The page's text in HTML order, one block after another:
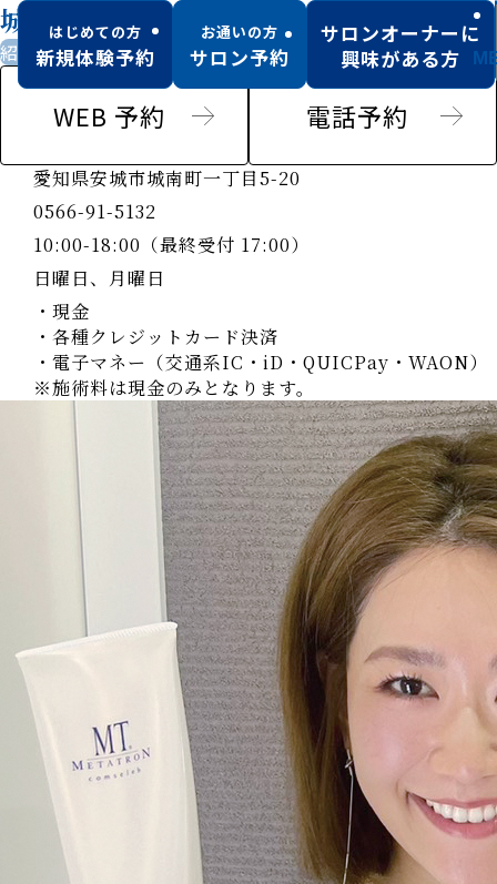
城南店
紹介のみ男性可駐車場あり
WEB 予約 電話予約
愛知県安城市城南町一丁目5-20
0566-91-5132
10:00-18:00（最終受付 17:00）
日曜日、月曜日
・現金
・各種クレジットカード決済
・電子マネー（交通系IC・iD・QUICPay・WAON）
※施術料は現金のみとなります。
はじめての方
新規体験予約
お通いの方
サロン予約
サロンオーナーに
興味がある方